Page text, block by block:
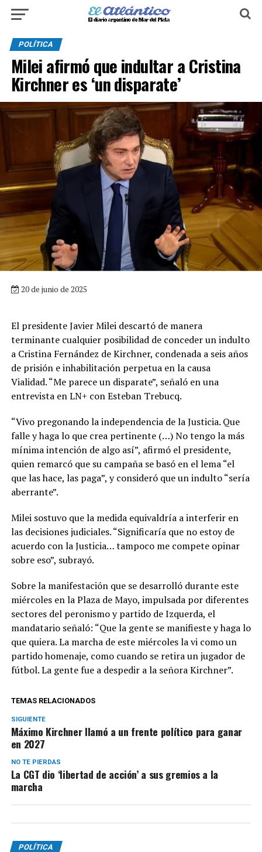
POLÍTICA
Milei afirmó que indultar a Cristina
Kirchner es ‘un disparate’
20 de junio de 2025
El presidente Javier Milei descartó de manera
terminante cualquier posibilidad de conceder un indulto
a Cristina Fernández de Kirchner, condenada a seis años
de prisión e inhabilitación perpetua en la causa
Vialidad. “Me parece un disparate”, señaló en una
entrevista en LN+ con Esteban Trebucq.
“Vivo pregonando la independencia de la Justicia. Que
falle y haga lo que crea pertinente (…) No tengo la más
mínima intención de algo así”, afirmó el presidente,
quien remarcó que su campaña se basó en el lema “el
que las hace, las paga”, y consideró que un indulto “sería
aberrante”.
Milei sostuvo que la medida equivaldría a interferir en
las decisiones judiciales. “Significaría que no estoy de
acuerdo con la Justicia… tampoco me compete opinar
sobre eso”, subrayó.
Sobre la manifestación que se desarrolló durante este
miércoles en la Plaza de Mayo, impulsada por diferentes
sectores del peronismo y partido de Izquerda, el
mandatario señaló: “Que la gente se manifieste y haga lo
que quiera. La marcha de este miércoles la vi como un
partido homenaje, como cuando se retira un jugador de
fútbol. La gente fue a despedir a la señora Kirchner”.
TEMAS RELACIONADOS
SIGUIENTE
Máximo Kirchner llamó a un frente político para ganar
en 2027
NO TE PIERDAS
La CGT dio ‘libertad de acción’ a sus gremios a la
marcha
POLÍTICA